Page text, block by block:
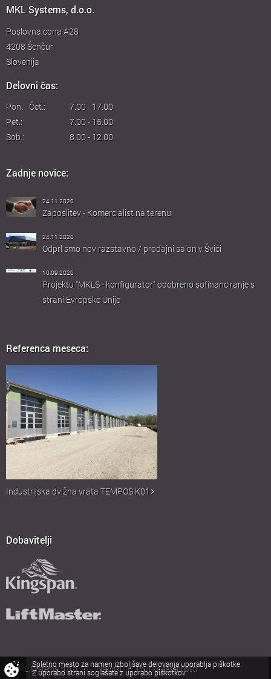
MKL Systems, d.o.o.
Poslovna cona A28
4208Šenčur
Slovenija
Delovni čas:
Pon. - Čet.:
7.00 - 17.00
Pet.:
7.00 - 15.00
Sob.:
8.00 - 12.00
Zadnje novice:
24.11.2020
Zaposlitev - Komercialist na terenu
24.11.2020
Odprl smo nov razstavno / prodajni salon v Švici
10.09.2020
Projektu "MKLS - konfigurator" odobreno sofinanciranje s
strani Evropske Unije
Referenca meseca:
Industrijska dvižna vrata TEMPOS K01
Dobavitelji
© MKL Systems, d.o.o. | Piškotki | Politika zasebnosti
Spletno mesto za namen izboljšave delovanja uporablja piškotke.
Z uporabo strani soglašate z uporabo piškotkov.